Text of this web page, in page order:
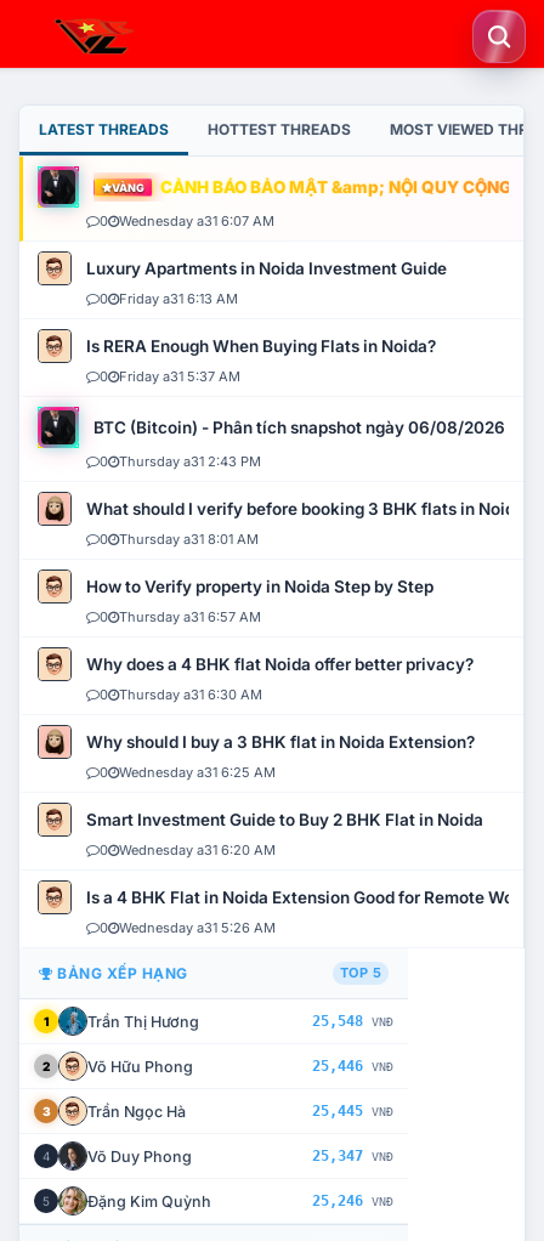
LATEST THREADS HOTTEST THREADS MOST VIEWED
VÀNG CẢNH BÁO BẢO MẬT &amp; NỘI QUY CỘNG
0 Wednesday a31 6:07 AM
Luxury Apartments in Noida Investment Guide
0 Friday a31 6:13 AM
Is RERA Enough When Buying Flats in Noida?
0 Friday a31 5:37 AM
BTC (Bitcoin) - Phân tích snapshot ngày 06/08/2026
0 Thursday a31 2:43 PM
What should I verify before booking 3 BHK flats in Noida?
0 Thursday a31 8:01 AM
How to Verify property in Noida Step by Step
0 Thursday a31 6:57 AM
Why does a 4 BHK flat Noida offer better privacy?
0 Thursday a31 6:30 AM
Why should I buy a 3 BHK flat in Noida Extension?
0 Wednesday a31 6:25 AM
Smart Investment Guide to Buy 2 BHK Flat in Noida
0 Wednesday a31 6:20 AM
Is a 4 BHK Flat in Noida Extension Good for Remote Work?
0 Wednesday a31 5:26 AM
BẢNG XẾP HẠNG TOP 5
1 Trần Thị Hương 25,548 VNĐ
2 Võ Hữu Phong 25,446 VNĐ
3 Trần Ngọc Hà 25,445 VNĐ
4 Võ Duy Phong 25,347 VNĐ
5 Đặng Kim Quỳnh 25,246 VNĐ